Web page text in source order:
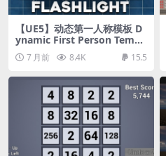
【UE5】动态第一人称模板 D
ynamic First Person Templ
ate7 月前 8.4K 15.5